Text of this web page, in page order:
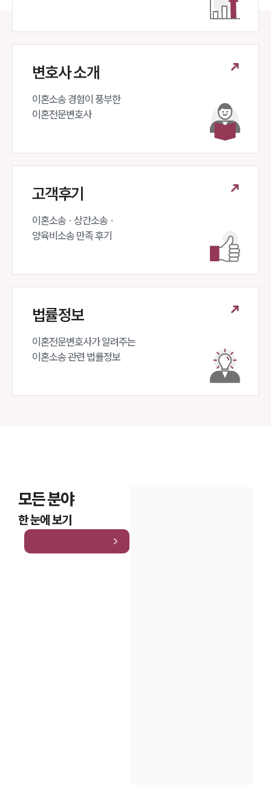
변호사 소개
이혼소송 경험이 풍부한
이혼전문변호사
고객후기
이혼소송 · 상간소송 ·
양육비소송 만족 후기
법률정보
이혼전문변호사가 알려주는
이혼소송 관련 법률정보
모든 분야
한 눈에 보기